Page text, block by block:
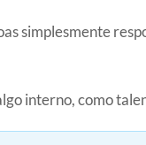
simplesmente
interno, como